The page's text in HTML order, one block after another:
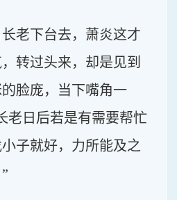
老下台去，萧炎这才
转过头来，却是见到
脸庞，当下嘴角一
老日后若是有需要帮忙
子就好，力所能及之